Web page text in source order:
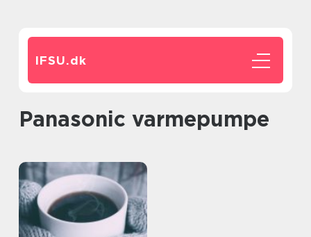
IFSU.dk
panasonic varmepumpe